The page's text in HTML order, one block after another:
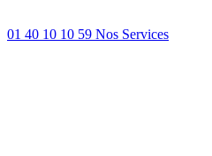
01 40 10 10 59 Nos Services